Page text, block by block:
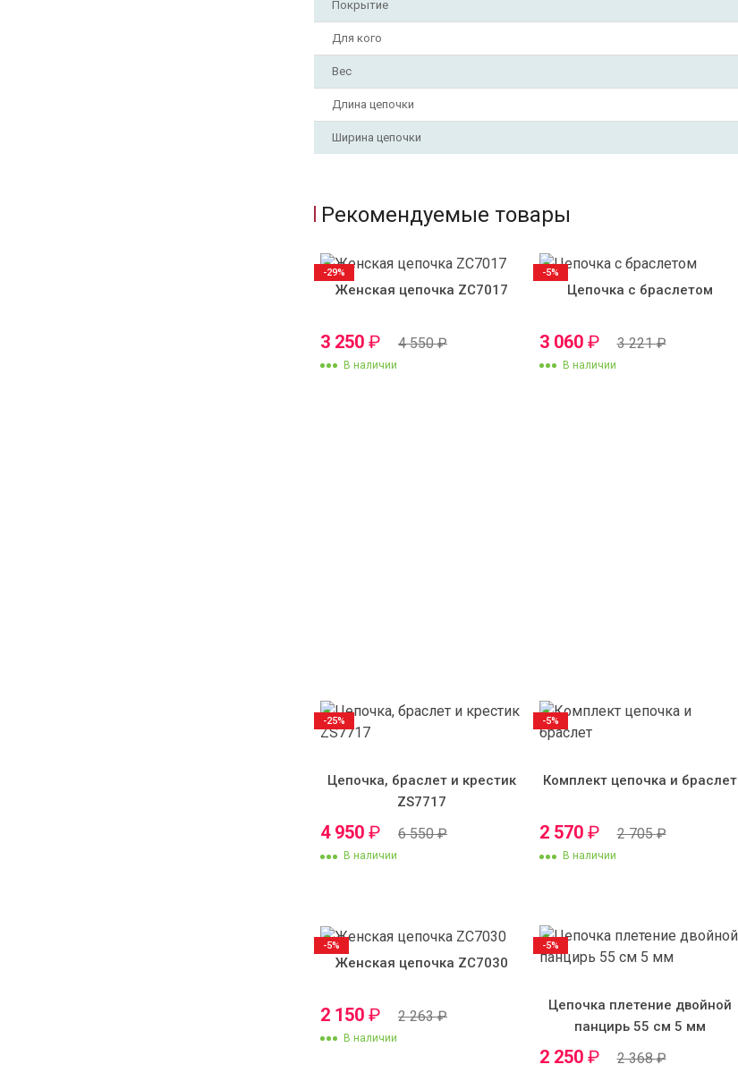
Покрытие
Для кого
Вес
Длина цепочки
Ширина цепочки
Рекомендуемые товары
Женская цепочка ZC7017
3 250 ₽ 4 550₽
В наличии
-29%
Цепочка с браслетом
3 060 ₽ 3 221₽
В наличии
-5%
Цепочка, браслет и крестик
ZS7717
4 950 ₽ 6 550₽
В наличии
-25%
Комплект цепочка и браслет
2 570 ₽ 2 705₽
В наличии
-5%
Женская цепочка ZC7030
2 150 ₽ 2 263₽
В наличии
-5%
Цепочка плетение двойной
панцирь 55 см 5 мм
2 250 ₽ 2 368₽
-5%